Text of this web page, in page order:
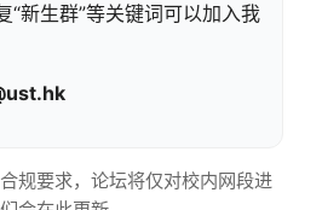
“新生群”等关键词可以加入我
规要求，论坛将仅对校内网段进